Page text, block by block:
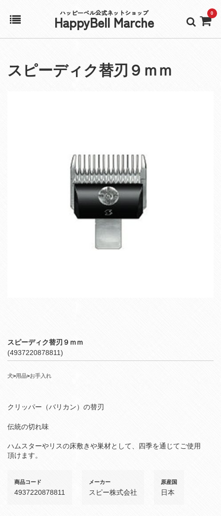
ハッピーベル公式ネットショップ
HappyBell Marche 0
アカウント
スピーディク替刃９ｍｍ
スピーディク替刃９ｍｍ
(4937220878811)
犬>用品>お手入れ
クリッパー（バリカン）の替刃
伝統の切れ味
ハムスターやリスの床敷きや巣材として、四季を通じてご使用
頂けます。
商品コード
4937220878811
メーカー
スピー株式会社
原産国
日本